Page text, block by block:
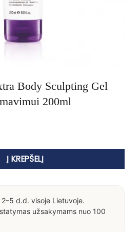
200ml
Mitchell Extra Body Sculpting Gel
Į KREPŠELĮ
d.d. visoje Lietuvoje.
užsakymams nuo 100